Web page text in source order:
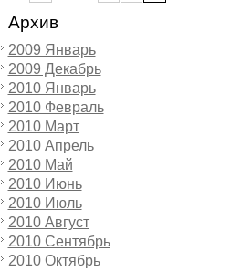
Архив
2009 Январь
2009 Декабрь
2010 Январь
2010 Февраль
2010 Март
2010 Апрель
2010 Май
2010 Июнь
2010 Июль
2010 Август
2010 Сентябрь
2010 Октябрь